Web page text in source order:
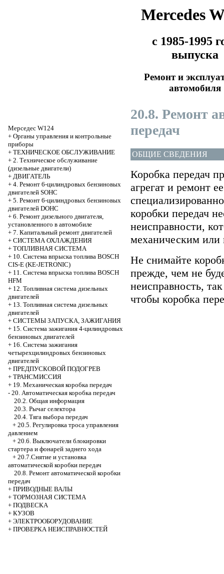
Mercedes
с 1985-1995
выпуска
Ремонт и
автомобиля
Мерседес W124
+ Органы управления и контрольные
приборы
+ ТЕХНИЧЕСКОЕ ОБСЛУЖИВАНИЕ
+ 2. Техническое обслуживание
(дизельные двигатели)
+ ДВИГАТЕЛЬ
+ 4. Ремонт 6-цилиндровых бензиновых
двигателей SOHC
+ 5. Ремонт 6-цилиндровых бензиновых
двигателей DOHC
+ 6. Ремонт дизельного двигателя,
установленного в автомобиле
+ 7. Капитальный ремонт двигателей
+ СИСТЕМА ОХЛАЖДЕНИЯ
+ ТОПЛИВНАЯ СИСТЕМА
+ 10. Система впрыска топлива BOSCH
CIS-E (KE-JETRONIC)
+ 11. Система впрыска топлива BOSCH
HFM
+ 12. Топливная система дизельных
двигателей
+ 13. Топливная система дизельных
двигателей
+ СИСТЕМЫ ЗАПУСКА, ЗАЖИГАНИЯ
+ 15. Система зажигания 4-цилиндровых
бензиновых двигателей
+ 16. Система зажигания
четырехцилиндровых бензиновых
двигателей
+ ПРЕДПУСКОВОЙ ПОДОГРЕВ
+ ТРАНСМИССИЯ
+ 19. Механическая коробка передач
- 20. Автоматическая коробка передач
20.2. Общая информация
20.3. Рычаг селектора
20.4. Тяга выбора передач
+ 20.5. Регулировка троса управления
давлением
+ 20.6. Выключатели блокировки
стартера и фонарей заднего хода
+ 20.7.Снятие и установка
автоматической коробки передач
20.8. Ремонт автоматической коробки
передач
+ ПРИВОДНЫЕ ВАЛЫ
+ ТОРМОЗНАЯ СИСТЕМА
+ ПОДВЕСКА
+ КУЗОВ
+ ЭЛЕКТРООБОРУДОВАНИЕ
+ ПРОВЕРКА НЕИСПРАВНОСТЕЙ
20.8. Ремонт
передач
ОБЩИЕ СВЕДЕНИЯ
Коробка передач
агрегат и ремонт
коробки передач
неисправности,
механическим или
Не снимайте
прежде, чем не
неисправность,
чтобы коробка